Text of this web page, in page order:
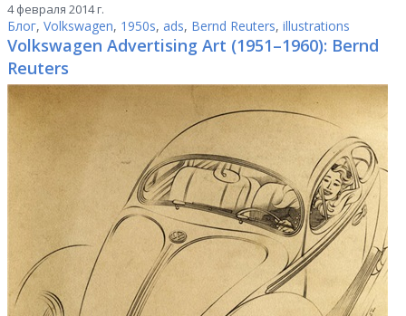
4 февраля 2014 г.
Блог, Volkswagen, 1950s, ads, Bernd Reuters, illustrations
Volkswagen Advertising Art (1951–1960): Bernd
Reuters